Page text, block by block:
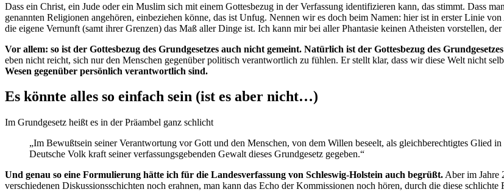
Dass ein Christ, ein Jude oder ein Muslim sich mit einem Gottesbezug in der Verfassung identifizieren kann, das stimmt. Dass
genannten Religionen angehören, einbeziehen könne, das ist Unfug. Nennen wir es doch beim Namen: hier ist in erster Linie
die eigene Vernunft (samt ihrer Grenzen) das Maß aller Dinge ist. Ich kann mir bei aller Phantasie keinen Atheisten vorstellen,
Vor allem: so ist der Gottesbezug des Grundgesetzes auch nicht gemeint. Natürlich ist der Gottesbezug des
eben nicht reicht, sich nur den Menschen gegenüber politisch verantwortlich zu fühlen. Er stellt klar, dass wir diese Welt nicht
Wesen gegenüber persönlich verantwortlich sind.
Es könnte alles so einfach sein (ist es aber nicht…)
Im Grundgesetz heißt es in der Präambel ganz schlicht
„Im Bewußtsein seiner Verantwortung vor Gott und den Menschen, von dem Willen beseelt, als gleichberechtigtes Glied
Deutsche Volk kraft seiner verfassungsgebenden Gewalt dieses Grundgesetz gegeben.“
Und genau so eine Formulierung hätte ich für die Landesverfassung von Schleswig-Holstein auch begrüßt. Aber im Jahre
verschiedenen Diskussionsschichten noch erahnen, man kann das Echo der Kommissionen noch hören, durch die diese